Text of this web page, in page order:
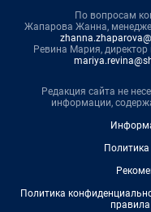
По вопросам
Жапарова Жанна,
Ревина Мария,
Редакция сайта не
информации,
Политика